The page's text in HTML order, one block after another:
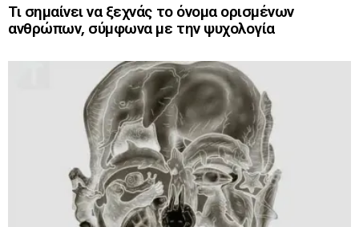
Τι σημαίνει να ξεχνάς το όνομα ορισμένων
ανθρώπων, σύμφωνα με την ψυχολογία